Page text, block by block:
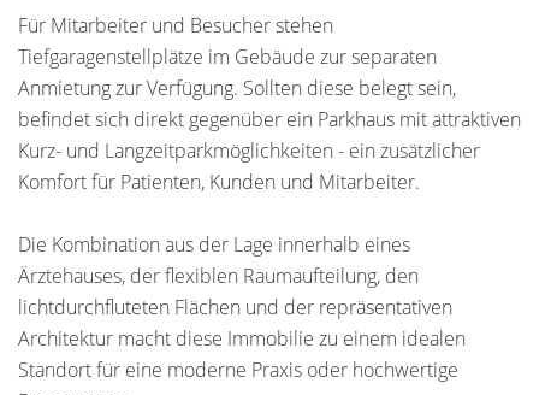
Für Mitarbeiter und Besucher stehen
Tiefgaragenstellplätze im Gebäude zur separaten
Anmietung zur Verfügung. Sollten diese belegt sein,
befindet sich direkt gegenüber ein Parkhaus mit attraktiven
Kurz- und Langzeitparkmöglichkeiten - ein zusätzlicher
Komfort für Patienten, Kunden und Mitarbeiter.
Die Kombination aus der Lage innerhalb eines
Ärztehauses, der flexiblen Raumaufteilung, den
lichtdurchfluteten Flächen und der repräsentativen
Architektur macht diese Immobilie zu einem idealen
Standort für eine moderne Praxis oder hochwertige